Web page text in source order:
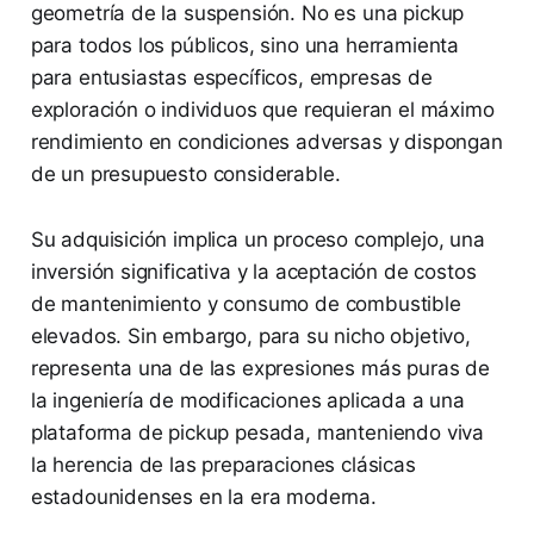
geometría de la suspensión. No es una pickup
para todos los públicos, sino una herramienta
para entusiastas específicos, empresas de
exploración o individuos que requieran el máximo
rendimiento en condiciones adversas y dispongan
de un presupuesto considerable.
Su adquisición implica un proceso complejo, una
inversión significativa y la aceptación de costos
de mantenimiento y consumo de combustible
elevados. Sin embargo, para su nicho objetivo,
representa una de las expresiones más puras de
la ingeniería de modificaciones aplicada a una
plataforma de pickup pesada, manteniendo viva
la herencia de las preparaciones clásicas
estadounidenses en la era moderna.